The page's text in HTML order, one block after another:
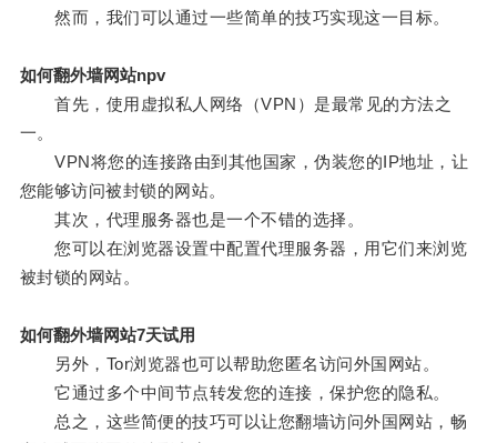
然而，我们可以通过一些简单的技巧实现这一目标。
如何翻外墙网站npv
首先，使用虚拟私人网络（VPN）是最常见的方法之
一。
VPN将您的连接路由到其他国家，伪装您的IP地址，让
您能够访问被封锁的网站。
其次，代理服务器也是一个不错的选择。
您可以在浏览器设置中配置代理服务器，用它们来浏览
被封锁的网站。
如何翻外墙网站7天试用
另外，Tor浏览器也可以帮助您匿名访问外国网站。
它通过多个中间节点转发您的连接，保护您的隐私。
总之，这些简便的技巧可以让您翻墙访问外国网站，畅